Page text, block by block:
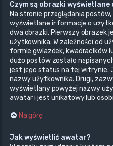
Czym są obrazki
Na stronie przeglądania postów,
wyświetlane informacje o
dwa obrazki. Pierwszy obrazek
użytkownika. W zależności od
formie gwiazdek, kwadracików
dużo postów zostało
jest jego status na tej witrynie.
nazwy użytkownika. Drugi,
wyświetlany powyżej nazwy
awatar i jest unikatowy lub
Na górę
Jak wyświetlić awatar?